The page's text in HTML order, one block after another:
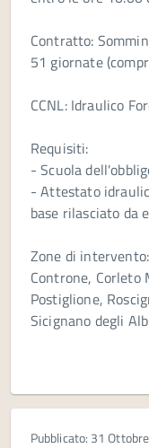
Contratto:
51 giornate
CCNL: Idraulico
Requisiti:
- Scuola
- Attestato
base rilasciato da
Zone di
Controne,
Postiglione,
Sicignano degli
Pubblicato: 31